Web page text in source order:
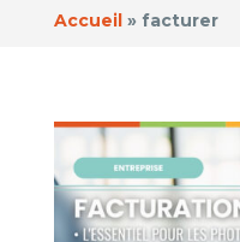
Accueil» facturer